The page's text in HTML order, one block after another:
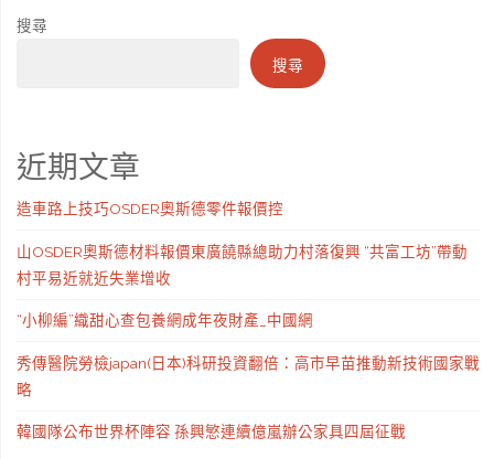
搜尋
搜尋
近期文章
造車路上技巧OSDER奧斯德零件報價控
山OSDER奧斯德材料報價東廣饒縣總助力村落復興 “共富工坊”帶動
村平易近就近失業增收
“小柳編”織甜心查包養網成年夜財產_中國網
秀傳醫院勞檢japan(日本)科研投資翻倍：高市早苗推動新技術國家戰
略
韓國隊公布世界杯陣容 孫興慜連續億嵐辦公家具四屆征戰